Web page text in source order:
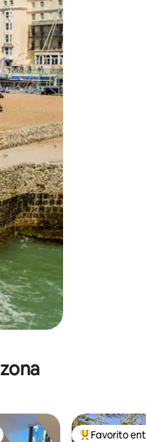
tocando y deslizando la
Favorito